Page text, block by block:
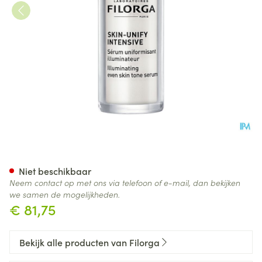
€ 81,75
Niet beschikbaar
Neem contact op met ons via telefoon of e-mail, dan bekijken
we samen de mogelijkheden.
Bekijk alle producten van Filorga